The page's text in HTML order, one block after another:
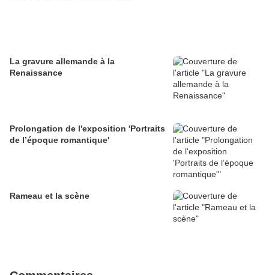
La gravure allemande à la
Renaissance
Prolongation de l'exposition 'Portraits
de l’époque romantique'
Rameau et la scène